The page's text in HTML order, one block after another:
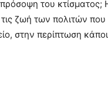
του κτίσματος;
ζωή των πολιτών
στην περίπτωση